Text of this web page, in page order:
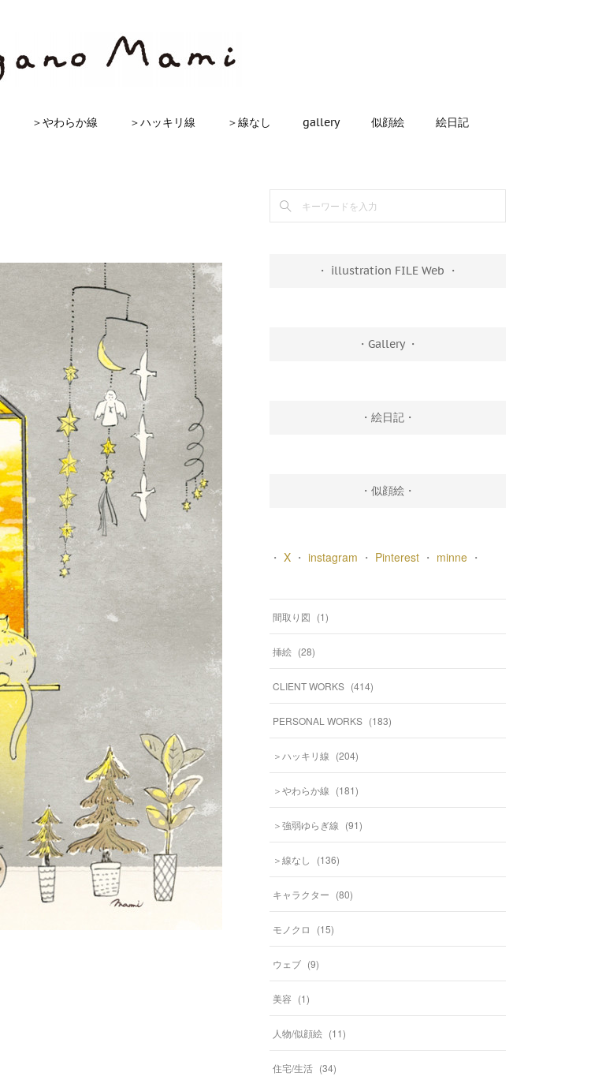
＞やわらか線 ＞ハッキリ線 ＞線なし gallery 似顔絵 絵日記
・ illustration FILE Web ・
・Gallery ・
・絵日記・
・似顔絵・
・ X ・ instagram ・ Pinterest ・ minne ・
間取り図 (1)
挿絵 (28)
CLIENT WORKS (414)
PERSONAL WORKS (183)
＞ハッキリ線 (204)
＞やわらか線 (181)
＞強弱ゆらぎ線 (91)
＞線なし (136)
キャラクター (80)
モノクロ (15)
ウェブ (9)
美容 (1)
人物/似顔絵 (11)
住宅/生活 (34)